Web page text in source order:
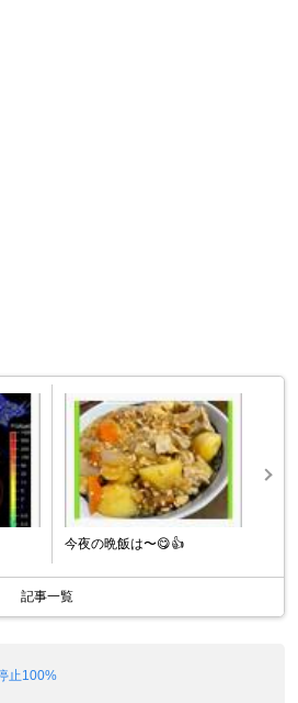
今夜の晩飯は〜😋👍
記事一覧
止100%